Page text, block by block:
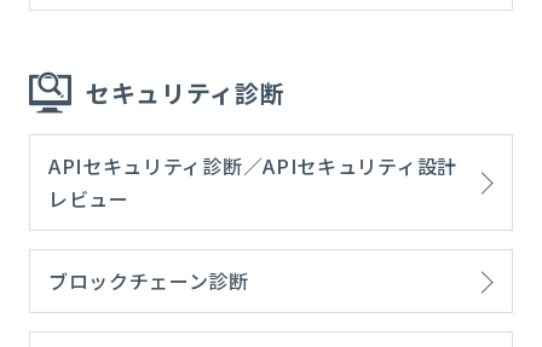
セキュリティ診断
APIセキュリティ診断／APIセキュリティ設計
レビュー
ブロックチェーン診断